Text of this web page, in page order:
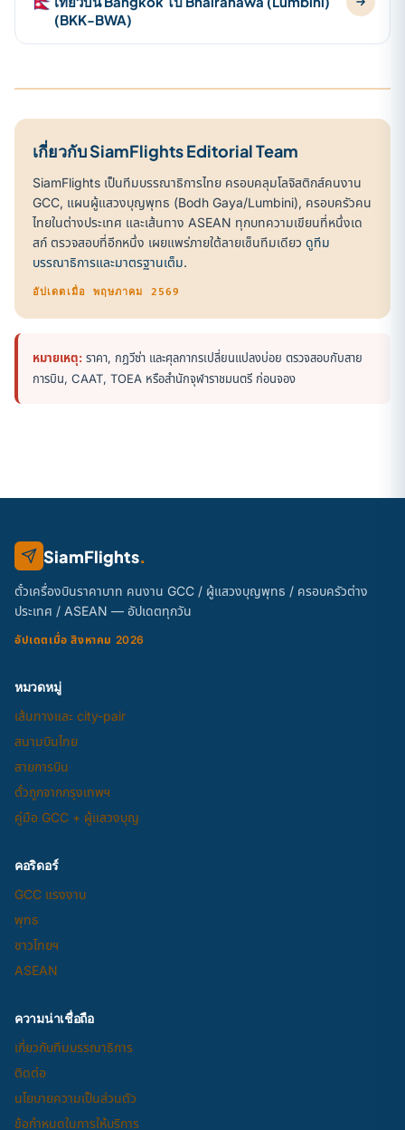
(BKK-BWA)
เกี่ยวกับ SiamFlights Editorial Team
SiamFlights เป็นทีมบรรณาธิการไทย ครอบคลุมโลจิสติกส์คนงาน
GCC, แผนผู้แสวงบุญพุทธ (Bodh Gaya/Lumbini), ครอบครัวคน
ไทยในต่างประเทศ และเส้นทาง ASEAN ทุกบทความเขียนที่หนึ่งเด
สก์ ตรวจสอบที่อีกหนึ่ง เผยแพร่ภายใต้ลายเซ็นทีมเดียว ดูทีม
บรรณาธิการและมาตรฐานเต็ม.
อัปเดตเมื่อ พฤษภาคม 2569
หมายเหตุ: ราคา, กฎวีซ่า และศุลกากรเปลี่ยนแปลงบ่อย ตรวจสอบกับสาย
การบิน, CAAT, TOEA หรือสำนักจุฬาราชมนตรี ก่อนจอง
SiamFlights.
ตั๋วเครื่องบินราคาบาท คนงาน GCC / ผู้แสวงบุญพุทธ / ครอบครัวต่าง
ประเทศ / ASEAN — อัปเดตทุกวัน
อัปเดตเมื่อ สิงหาคม 2026
หมวดหมู่
เส้นทางและ city-pair
สนามบินไทย
สายการบิน
ตั๋วถูกจากกรุงเทพฯ
คู่มือ GCC + ผู้แสวงบุญ
คอริดอร์
GCC แรงงาน
พุทธ
ชาวไทยฯ
ASEAN
ความน่าเชื่อถือ
เกี่ยวกับทีมบรรณาธิการ
ติดต่อ
นโยบายความเป็นส่วนตัว
ข้อกำหนดในการให้บริการ